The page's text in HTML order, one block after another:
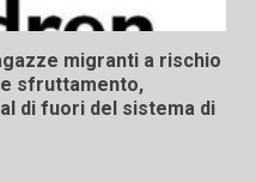
migranti a rischio
sfruttamento,
di fuori del sistema di